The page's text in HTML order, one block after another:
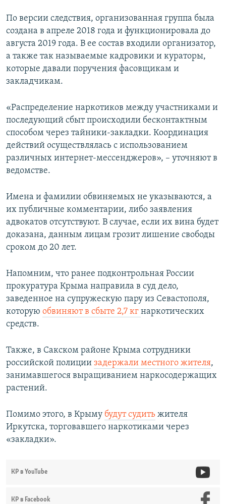
По версии следствия, организованная группа была
создана в апреле 2018 года и функционировала до
августа 2019 года. В ее состав входили организатор,
а также так называемые кадровики и кураторы,
которые давали поручения фасовщикам и
закладчикам.
«Распределение наркотиков между участниками и
последующий сбыт происходили бесконтактным
способом через тайники-закладки. Координация
действий осуществлялась с использованием
различных интернет-мессенджеров», – уточняют в
ведомстве.
Имена и фамилии обвиняемых не указываются, а
их публичные комментарии, либо заявления
адвокатов отсутствуют. В случае, если их вина будет
доказана, данным лицам грозит лишение свободы
сроком до 20 лет.
Напомним, что ранее подконтрольная России
прокуратура Крыма направила в суд дело,
заведенное на супружескую пару из Севастополя,
которую обвиняют в сбыте 2,7 кг наркотических
средств.
Также, в Сакском районе Крыма сотрудники
российской полиции задержали местного жителя,
занимавшегося выращиванием наркосодержащих
растений.
Помимо этого, в Крыму будут судить жителя
Иркутска, торговавшего наркотиками через
«закладки».
КР в YouTube
КР в Facebook